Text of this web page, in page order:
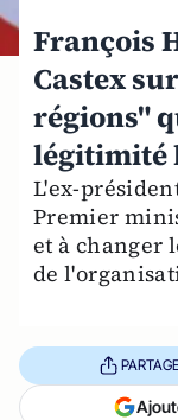
François
Castex
régions"
légitimité
L'ex-
Premier
et à changer
de